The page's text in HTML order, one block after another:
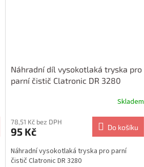
Náhradní díl vysokotlaká tryska pro
parní čistič Clatronic DR 3280
Skladem
78,51 Kč bez DPH
95 Kč Do košíku
Náhradní vysokotlaká tryska pro parní
čistič Clatronic DR 3280